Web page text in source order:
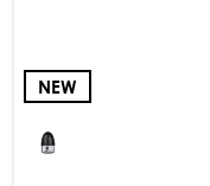
NEW